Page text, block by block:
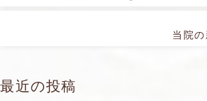
当院
最近の投稿